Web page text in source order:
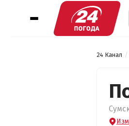
24 Канал